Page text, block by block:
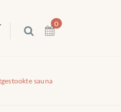
0
sauna